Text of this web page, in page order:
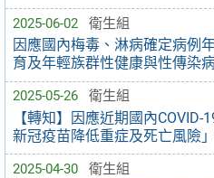
2025-06-02 衛生組
因應國內梅毒、淋病確定病例
育及年輕族群性健康與性傳染
2025-05-26 衛生組
【轉知】因應近期國內
新冠疫苗降低重症及死亡風險
2025-04-30 衛生組